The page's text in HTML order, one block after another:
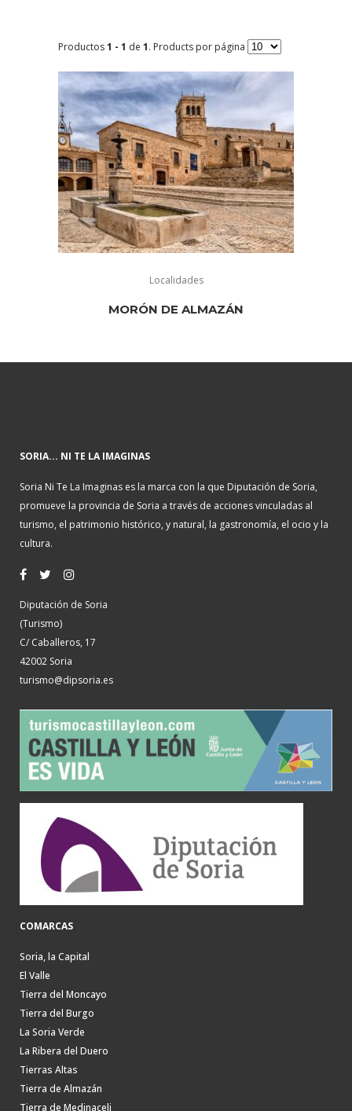
Productos1 - 1 de 1. Products por página
Localidades
MORÓN DE ALMAZÁN
SORIA... NI TE LA IMAGINAS
Soria Ni Te La Imaginas es la marca con la que Diputación de Soria,
promueve la provincia de Soria a través de acciones vinculadas al
turismo, el patrimonio histórico, y natural, la gastronomía, el ocio y la
cultura.
Diputación de Soria
(Turismo)
C/ Caballeros, 17
42002 Soria
turismo@dipsoria.es
COMARCAS
Soria, la Capital
El Valle
Tierra del Moncayo
Tierra del Burgo
La Soria Verde
La Ribera del Duero
Tierras Altas
Tierra de Almazán
Tierra de Medinaceli